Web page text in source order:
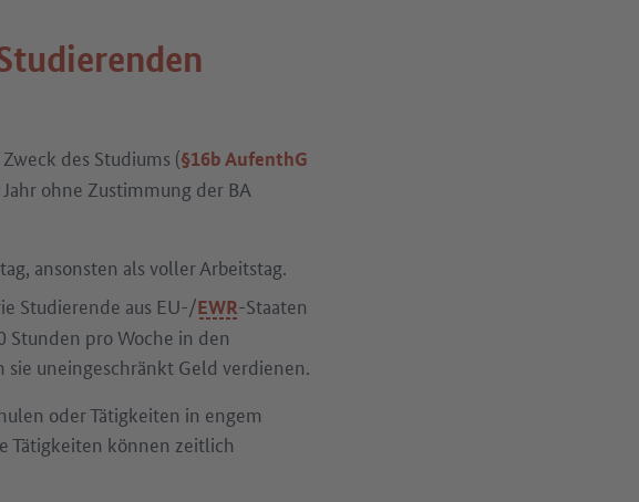
des Studiums (§16b AufenthG
ohne Zustimmung der BA
ansonsten als voller Arbeitstag.
Studierende aus EU-/EWR-Staaten
Stunden pro Woche in den
uneingeschränkt Geld verdienen.
oder Tätigkeiten in engem
Tätigkeiten können zeitlich